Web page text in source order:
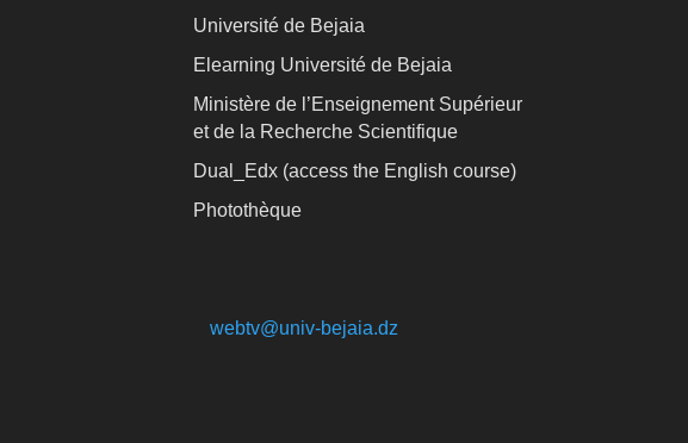
Université de Bejaia
Elearning Université de Bejaia
Ministère de l’Enseignement Supérieur
et de la Recherche Scientifique
Dual_Edx (access the English course)
Photothèque
webtv@univ-bejaia.dz